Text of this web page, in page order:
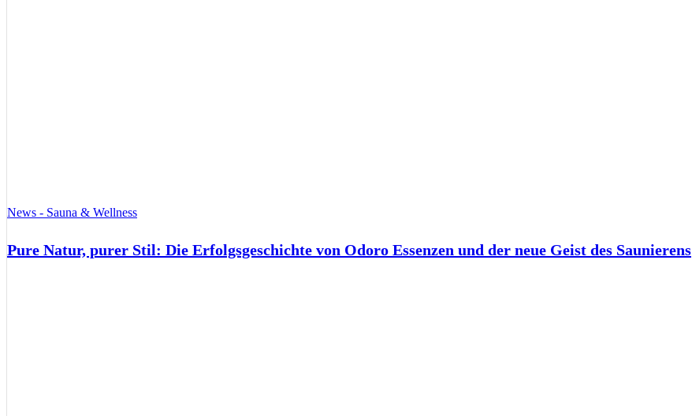
News - Sauna & Wellness
Pure Natur, purer Stil: Die Erfolgsgeschichte von Odoro Essenzen und der neue Geist des Saunierens